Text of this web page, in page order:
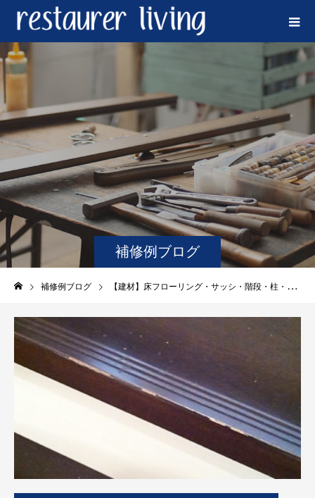
補修例ブログ
補修例ブログ 【建材】床フローリング・サッシ・階段・柱・扉・木材・金属